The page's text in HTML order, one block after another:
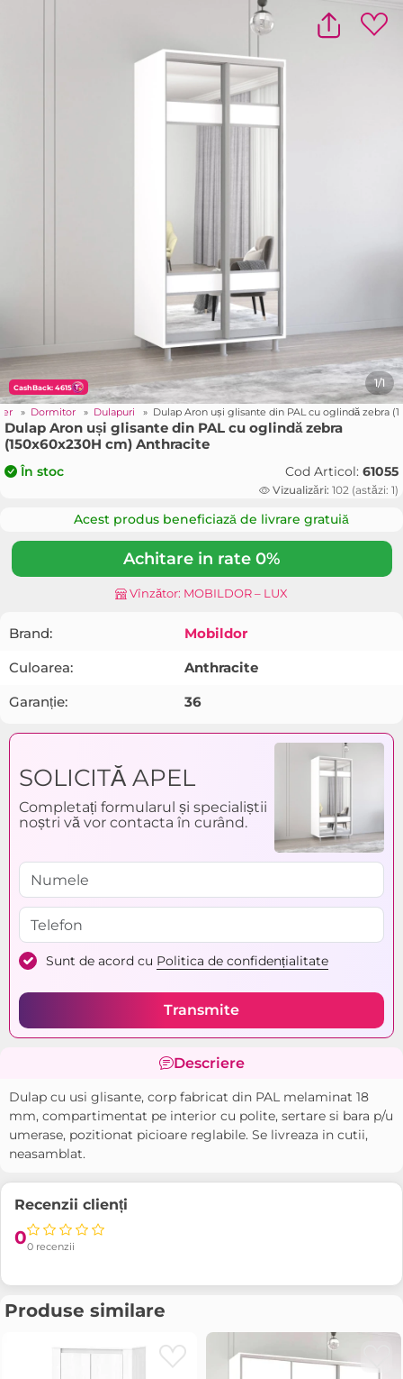
CashBack: 4615 1/1
» Dormitor » Dulapuri » Dulap Aron uși glisante din PAL cu oglindă zebra
Dulap Aron uși glisante din PAL cu oglindă zebra
(150x60x230H cm) Anthracite
În stoc Cod Articol: 61055
Vizualizări: 102 (astăzi: 1)
Acest produs beneficiază de livrare gratuiă
Achitare in rate 0%
Vînzător: MOBILDOR – LUX
Brand:
Mobildor
Culoarea:
Anthracite
Garanție:
36
SOLICITĂ APEL
Completați formularul și specialiștii
noștri vă vor contacta în curând.
Sunt de acord cu Politica de confidențialitate
Transmite
Descriere
Dulap cu usi glisante, corp fabricat din PAL melaminat 18
mm, compartimentat pe interior cu polite, sertare si bara p/u
umerase, pozitionat picioare reglabile. Se livreaza in cutii,
neasamblat.
Recenzii clienți
00 recenzii
Produse similare